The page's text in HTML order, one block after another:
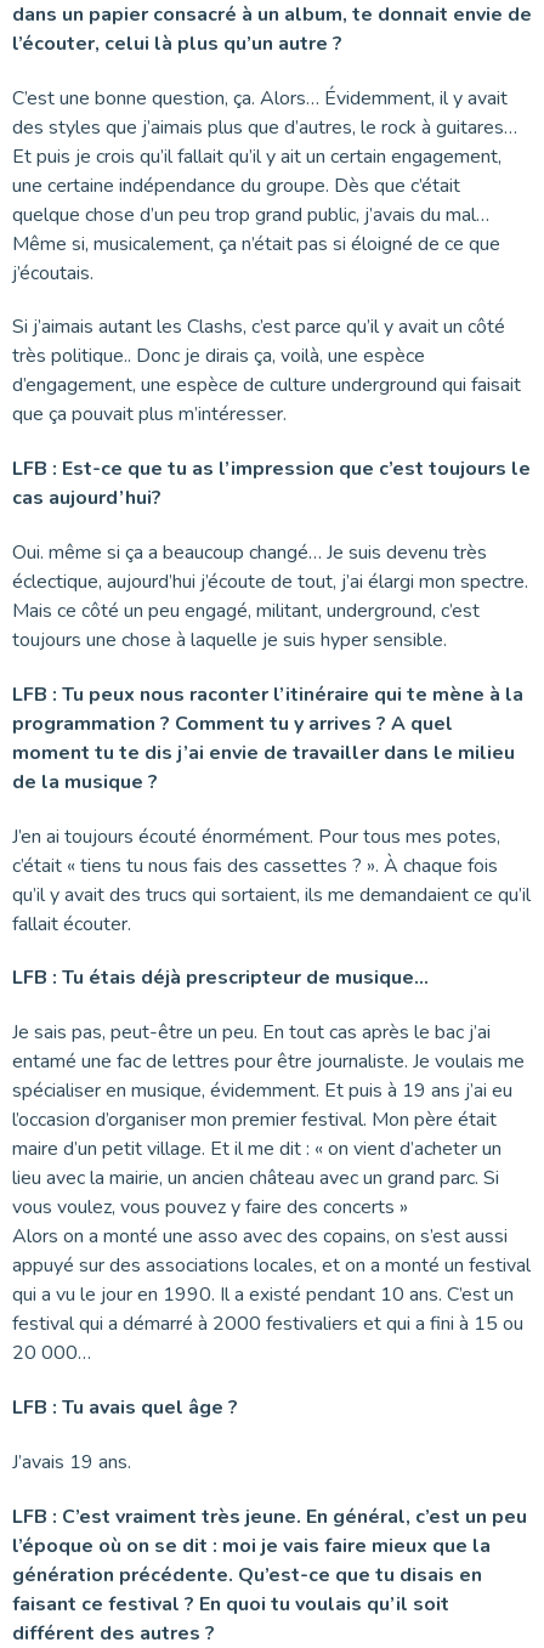
dans un papier consacré à un album, te donnait envie de
l’écouter, celui là plus qu’un autre ?
C’est une bonne question, ça. Alors… Évidemment, il y avait
des styles que j’aimais plus que d’autres, le rock à guitares…
Et puis je crois qu’il fallait qu’il y ait un certain engagement,
une certaine indépendance du groupe. Dès que c’était
quelque chose d’un peu trop grand public, j’avais du mal…
Même si, musicalement, ça n’était pas si éloigné de ce que
j’écoutais.
Si j’aimais autant les Clashs, c’est parce qu’il y avait un côté
très politique.. Donc je dirais ça, voilà, une espèce
d’engagement, une espèce de culture underground qui faisait
que ça pouvait plus m’intéresser.
LFB : Est-ce que tu as l’impression que c’est toujours le
cas aujourd’hui?
Oui. même si ça a beaucoup changé… Je suis devenu très
éclectique, aujourd’hui j’écoute de tout, j’ai élargi mon spectre.
Mais ce côté un peu engagé, militant, underground, c’est
toujours une chose à laquelle je suis hyper sensible.
LFB : Tu peux nous raconter l’itinéraire qui te mène à la
programmation ? Comment tu y arrives ? A quel
moment tu te dis j’ai envie de travailler dans le milieu
de la musique ?
J’en ai toujours écouté énormément. Pour tous mes potes,
c’était « tiens tu nous fais des cassettes ? ». À chaque fois
qu’il y avait des trucs qui sortaient, ils me demandaient ce qu’il
fallait écouter.
LFB : Tu étais déjà prescripteur de musique…
Je sais pas, peut-être un peu. En tout cas après le bac j’ai
entamé une fac de lettres pour être journaliste. Je voulais me
spécialiser en musique, évidemment. Et puis à 19 ans j’ai eu
l’occasion d’organiser mon premier festival. Mon père était
maire d’un petit village. Et il me dit : « on vient d’acheter un
lieu avec la mairie, un ancien château avec un grand parc. Si
vous voulez, vous pouvez y faire des concerts »
Alors on a monté une asso avec des copains, on s’est aussi
appuyé sur des associations locales, et on a monté un festival
qui a vu le jour en 1990. Il a existé pendant 10 ans. C’est un
festival qui a démarré à 2000 festivaliers et qui a fini à 15 ou
20 000…
LFB : Tu avais quel âge ?
J’avais 19 ans.
LFB : C’est vraiment très jeune. En général, c’est un peu
l’époque où on se dit : moi je vais faire mieux que la
génération précédente. Qu’est-ce que tu disais en
faisant ce festival ? En quoi tu voulais qu’il soit
différent des autres ?